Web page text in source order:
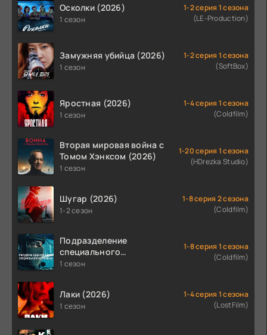
Осколки (2026)
1 сезон
1-2 серия 1 сезона
(LE-Production)
Замужняя убийца (2026)
1 сезон
1-2 серия 1 сезона
(SoftBox)
Яростная (2026)
1 сезон
1-4 серия 1 сезона
(Coldfilm)
Вторая мировая война с
Томом Хэнксом (2026)
1 сезон
1-20 серия 1 сезона
(HDrezka Studio)
Шугар (2026)
1-2 сезон
1-8 серия 2 сезона
(Coldfilm)
Подразделение
специального
назначения (2026)
1 сезон
1-8 серия 1 сезона
(Coldfilm)
Лаки (2026)
1 сезон
1-4 серия 1 сезона
(LostFilm)